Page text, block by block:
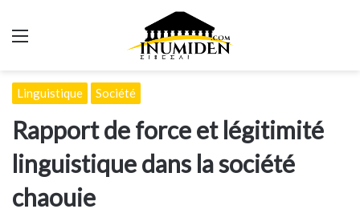
Menu
Linguistique Société
Rapport de force et légitimité
linguistique dans la société
chaouie